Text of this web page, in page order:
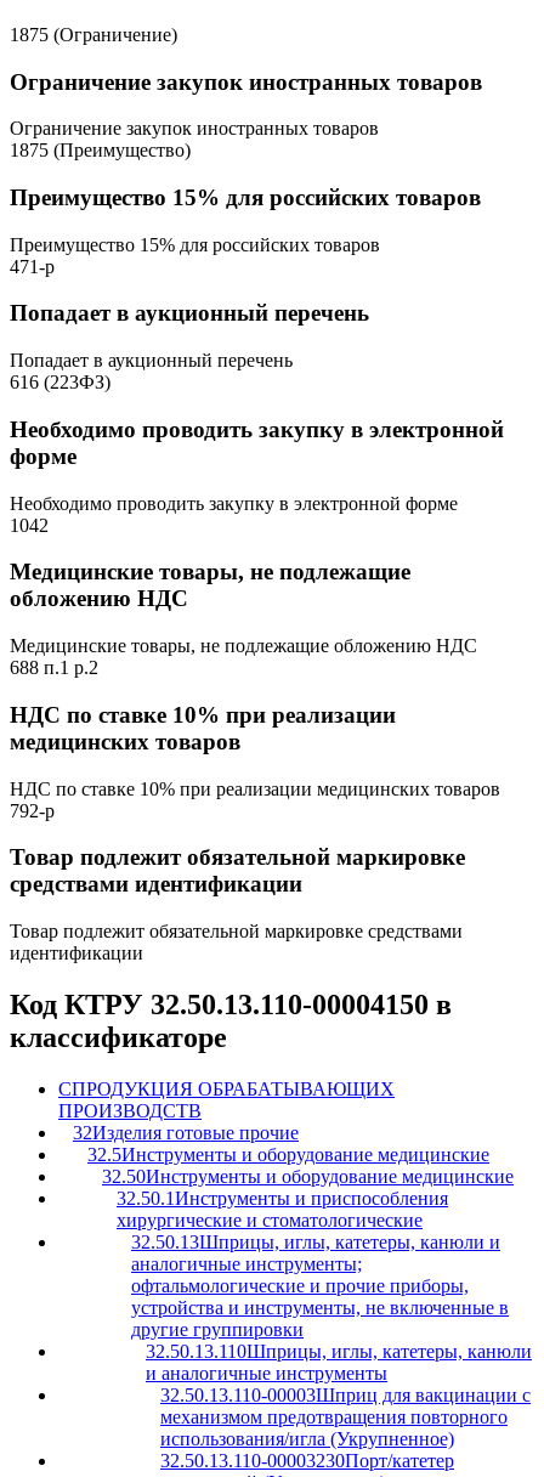
1875 (Ограничение)
Ограничение закупок иностранных товаров
Ограничение закупок иностранных товаров
1875 (Преимущество)
Преимущество 15% для российских товаров
Преимущество 15% для российских товаров
471-р
Попадает в аукционный перечень
Попадает в аукционный перечень
616 (223ФЗ)
Необходимо проводить закупку в электронной
форме
Необходимо проводить закупку в электронной форме
1042
Медицинские товары, не подлежащие
обложению НДС
Медицинские товары, не подлежащие обложению НДС
688 п.1 р.2
НДС по ставке 10% при реализации
медицинских товаров
НДС по ставке 10% при реализации медицинских товаров
792-р
Товар подлежит обязательной маркировке
средствами идентификации
Товар подлежит обязательной маркировке средствами
идентификации
Код КТРУ 32.50.13.110-00004150 в
классификаторе
CПРОДУКЦИЯ ОБРАБАТЫВАЮЩИХ
ПРОИЗВОДСТВ
32Изделия готовые прочие
32.5Инструменты и оборудование медицинские
32.50Инструменты и оборудование медицинские
32.50.1Инструменты и приспособления
хирургические и стоматологические
32.50.13Шприцы, иглы, катетеры, канюли и
аналогичные инструменты;
офтальмологические и прочие приборы,
устройства и инструменты, не включенные в
другие группировки
32.50.13.110Шприцы, иглы, катетеры, канюли
и аналогичные инструменты
32.50.13.110-00003Шприц для вакцинации с
механизмом предотвращения повторного
использования/игла (Укрупненное)
32.50.13.110-00003230Порт/катетер